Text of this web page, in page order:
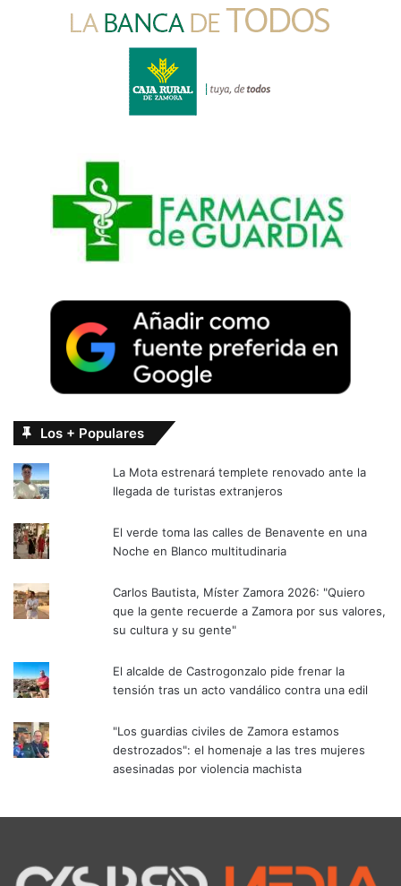
Los + Populares
La Mota estrenará templete renovado ante la
llegada de turistas extranjeros
El verde toma las calles de Benavente en una
Noche en Blanco multitudinaria
Carlos Bautista, Míster Zamora 2026: "Quiero
que la gente recuerde a Zamora por sus valores,
su cultura y su gente"
El alcalde de Castrogonzalo pide frenar la
tensión tras un acto vandálico contra una edil
"Los guardias civiles de Zamora estamos
destrozados": el homenaje a las tres mujeres
asesinadas por violencia machista